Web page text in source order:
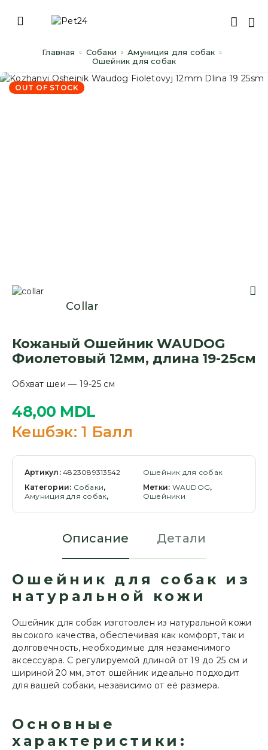
Главная Cобаки
Амуниция для собак
Ошейник для собак
OUT OF STOCK
Collar
Кожаный Ошейник WAUDOG
Фиолетовый 12мм, длина 19-25см
Обхват шеи — 19-25 cм
48,00 MDL
Кешбэк: 1 Балл
Артикул:4823089313542
Категории: Cобаки,
Амуниция для собак,
Ошейник для собак
Метки: WAUDOG,
Ошейники
Описание Детали
Ошейник для собак из
натуральной кожи
Ошейник для собак изготовлен из натуральной кожи
высокого качества, обеспечивая как комфорт, так и
долговечность, необходимые для незаменимого
аксессуара. С регулируемой длиной от 19 до 25 см и
шириной 20 мм, этот ошейник идеально подходит
для вашей собаки, независимо от её размера.
Основные
характеристики: